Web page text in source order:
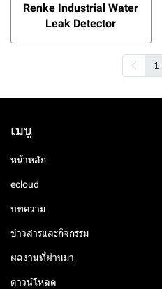
Renke Industrial Water
Leak Detector
1
เมนู
หน้าหลัก
ecloud
บทความ
ข่าวสารและกิจกรรม
ผลงานที่ผ่านมา
ดาวน์โหลด